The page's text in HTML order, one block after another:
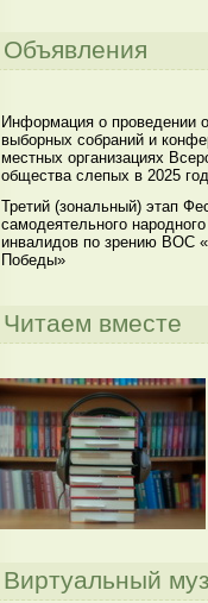
Объявления
Информация о проведении
выборных собраний и
местных организациях
общества слепых в 2025
Третий (зональный) этап
самодеятельного
инвалидов по зрению ВОС
Победы»
Читаем вместе
Виртуальный